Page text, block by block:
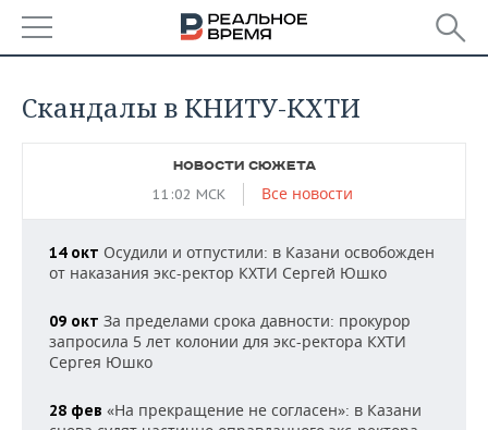
БАШКОРТОСТАН
НОВОСТИ
ДЕКЛАРАЦИИ О ДОХОДАХ
КОРОЛИ ГОСЗАКАЗА ПФО
ВУЗЫ ТАТАРСТАНА
НОВОСТИ ЭКОНОМИКИ
ФИНАНСЫ
БАНКИ
ПРОМЫШЛЕННОСТЬ
НОВОСТИ
ПРОМЫШЛЕННОСТИ
НЕДВИЖИМОСТЬ
НОВОСТИ НЕДВИЖИМОСТИ
Скандалы в КНИТУ-КХТИ
НОВОСТИ СЮЖЕТА
11:02 МСК Все новости
14 окт Осудили и отпустили: в Казани освобожден
от наказания экс-ректор КХТИ Сергей Юшко
09 окт За пределами срока давности: прокурор
запросила 5 лет колонии для экс-ректора КХТИ
Сергея Юшко
28 фев «На прекращение не согласен»: в Казани